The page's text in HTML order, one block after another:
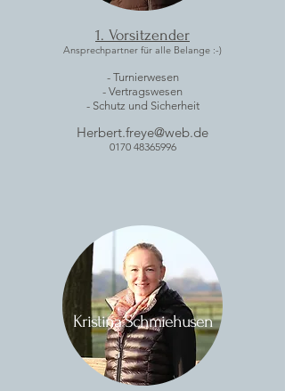
1. Vorsitzender
Ansprechpartner für alle Belange :-)
- Turnierwesen
- Vertragswesen
- Schutz und Sicherheit
Herbert.freye@web.de
0170 48365996
Kristina Schmiehusen